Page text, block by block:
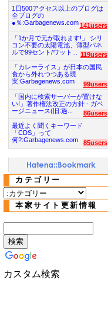
1日500アクセス以上のブログは
全ブログの
●％:Garbagenews.com 141users
「1か月で元が取れます!」 シリ
コン不要の太陽電池、薄型パネ
ルで99セント/ワット...
119users
「カレーライス」が日本の国民
食から外れつつある現
実:Garbagenews.com
99users
「国内に検索サーバーが置けな
い!」著作権法改正の方針 - ガベ
ージニュース(旧:過...
86users
最近よく聞くキーワード
「CDS」って
何?:Garbagenews.com
85users
カテゴリー
本家サイト更新情報
カスタム検索